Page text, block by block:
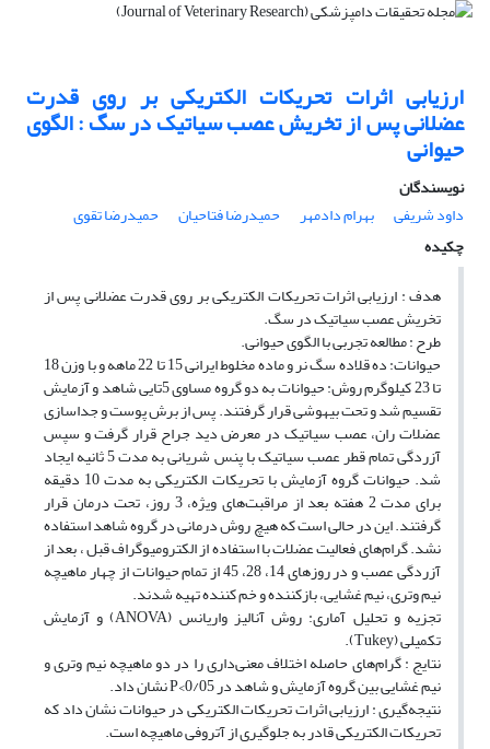
ارزیابی اثرات تحریکات الکتریکی بر روی قدرت
عضلانی پس از تخریش عصب سیاتیک در سگ : الگوی
حیوانی
نویسندگان
داود شریفی
بهرام دادمهر حمیدرضا فتاحیان
حمیدرضا تقوی
چکیده
هدف : ارزیابی اثرات تحریکات الکتریکی بر روی قدرت عضلانی پس از
تخریش عصب سیاتیک در سگ.
طرح : مطالعه تجربی با الگوی حیوانی.
حیوانات: ده قلاده سگ نر و ماده مخلوط ایرانی 15 تا 22 ماهه و با وزن 18
تا 23 کیلوگرم روش: حیوانات به دو گروه مساوی 5تایی شاهد و آزمایش
تقسیم شد و تحت بیهوشی قرار گرفتند. پس از برش پوست و جداسازی
عضلات ران، عصب سیاتیک در معرض دید جراح قرار گرفت و سپس
آزردگی تمام قطر عصب سیاتیک با پنس شریانی به مدت 5 ثانیه ایجاد
شد. حیوانات گروه آزمایش با تحریکات الکتریکی به مدت 10 دقیقه
برای مدت 2 هفته بعد از مراقبت‌های ویژه، 3 روز، تحت درمان قرار
گرفتند. این در حالی است که هیچ روش درمانی در گروه شاهد استفاده
نشد. گرام‌های فعالیت عضلات با استفاده از الکترومیوگراف قبل ، بعد از
آزردگی عصب و در روزهای 14، 28، 45 از تمام حیوانات از چهار ماهیچه
نیم وتری، نیم غشایی، بازکننده و خم کننده تهیه شدند.
تجزیه و تحلیل آماری: روش آنالیز واریانس (ANOVA) و آزمایش
تکمیلی (Tukey).
نتایج : گرام‌های حاصله اختلاف معنی‌داری را در دو ماهیچه نیم وتری و
نیم غشایی بین گروه آزمایش و شاهد در P<0/05 نشان داد.
نتیجه‌گیری : ارزیابی اثرات تحریکات الکتریکی در حیوانات نشان داد که
تحریکات الکتریکی قادر به جلوگیری از آتروفی ماهیچه است.